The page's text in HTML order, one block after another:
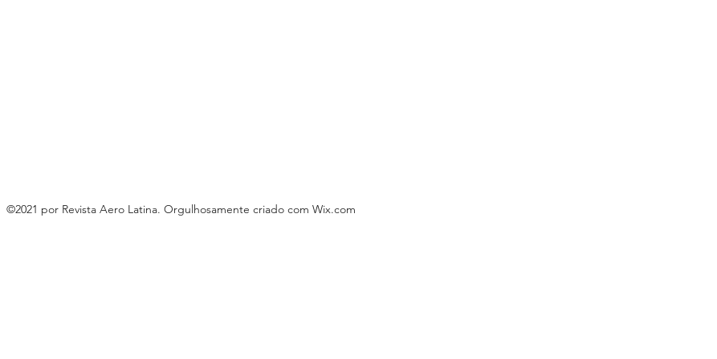
©2021 por Revista Aero Latina. Orgulhosamente criado com Wix.com